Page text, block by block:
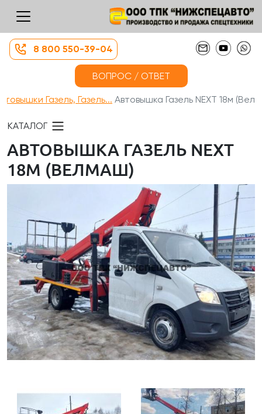
8 800 550-39-04
ВОПРОС / ОТВЕТ
Газель, Газель... Автовышка Газель NEXT 18м (Вел...
КАТАЛОГ
АВТОВЫШКА ГАЗЕЛЬ NEXT
18М (ВЕЛМАШ)